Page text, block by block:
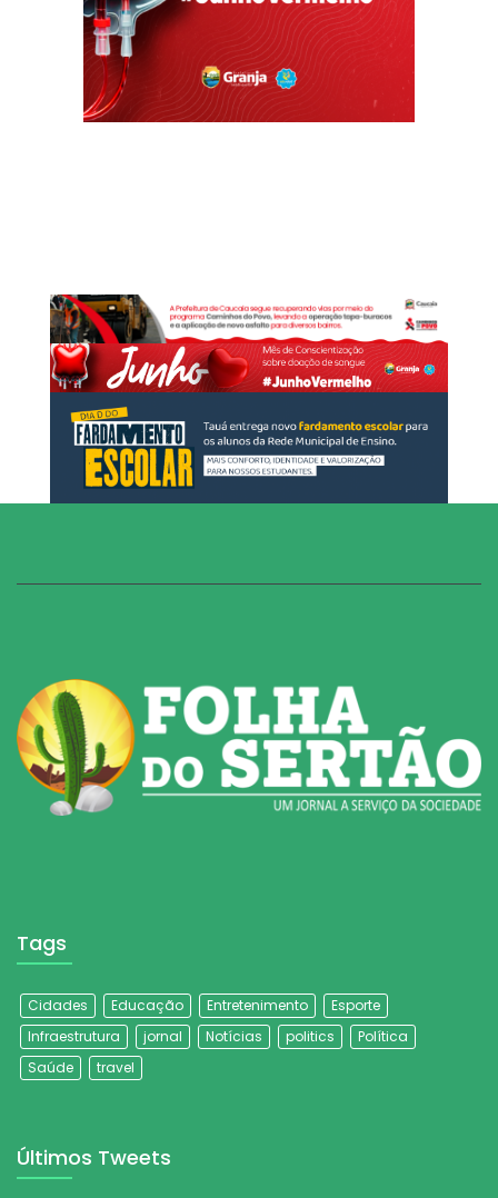
Tags
Cidades Educação Entretenimento
Esporte
Infraestrutura
jornal Notícias politics
Política
Saúde
travel
Últimos Tweets